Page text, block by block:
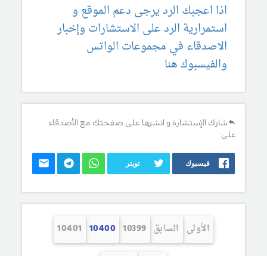
اذا اعجبك الرد يرجى دعم الموقع و
استمرارية الرد على الاستشارات وإخبار
الاصدقاء في مجموعات الواتس
والفيسبوك هنا
شارك الإستشارة و انشرها على صفحتك مع الأصدقاء
على:
فيسبوك تويتر
الأولى السابق 10399
10400
10401